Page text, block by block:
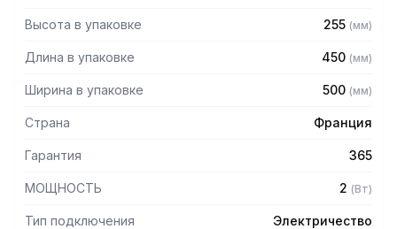
Высота в упаковке 255 (мм)
Длина в упаковке 450 (мм)
Ширина в упаковке 500 (мм)
Страна Франция
Гарантия 365
МОЩНОСТЬ 2 (Вт)
Тип подключения Электричество